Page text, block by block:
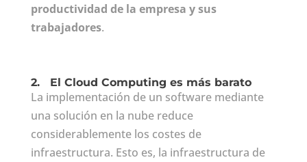
productividad de la empresa y sus
trabajadores.
2. El Cloud Computing es más barato
La implementación de un software mediante
una solución en la nube reduce
considerablemente los costes de
infraestructura. Esto es, la infraestructura de